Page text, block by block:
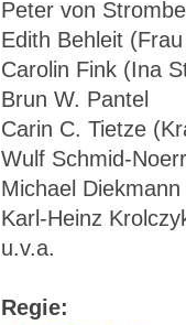
Peter von
Edith Behleit
Carolin Fink (Ina
Brun W. Pantel
Carin C. Tietze
Wulf Schmid-
Michael
Karl-Heinz
u.v.a.
Regie: